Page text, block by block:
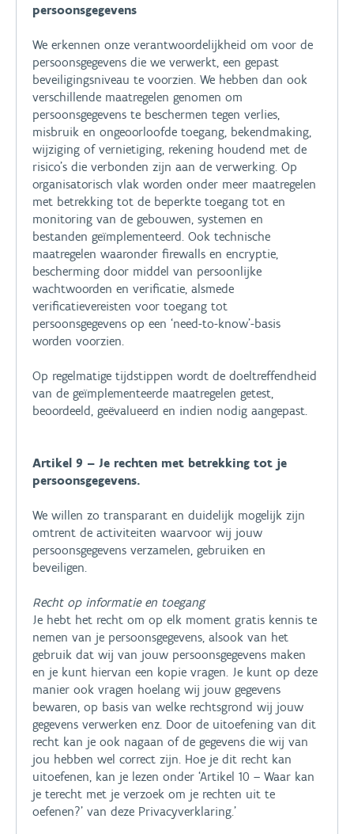
persoonsgegevens
We erkennen onze verantwoordelijkheid om voor de
persoonsgegevens die we verwerkt, een gepast
beveiligingsniveau te voorzien. We hebben dan ook
verschillende maatregelen genomen om
persoonsgegevens te beschermen tegen verlies,
misbruik en ongeoorloofde toegang, bekendmaking,
wijziging of vernietiging, rekening houdend met de
risico’s die verbonden zijn aan de verwerking. Op
organisatorisch vlak worden onder meer maatregelen
met betrekking tot de beperkte toegang tot en
monitoring van de gebouwen, systemen en
bestanden geïmplementeerd. Ook technische
maatregelen waaronder firewalls en encryptie,
bescherming door middel van persoonlijke
wachtwoorden en verificatie, alsmede
verificatievereisten voor toegang tot
persoonsgegevens op een ‘need-to-know’-basis
worden voorzien.
Op regelmatige tijdstippen wordt de doeltreffendheid
van de geïmplementeerde maatregelen getest,
beoordeeld, geëvalueerd en indien nodig aangepast.
Artikel 9 – Je rechten met betrekking tot je
persoonsgegevens.
We willen zo transparant en duidelijk mogelijk zijn
omtrent de activiteiten waarvoor wij jouw
persoonsgegevens verzamelen, gebruiken en
beveiligen.
Recht op informatie en toegang
Je hebt het recht om op elk moment gratis kennis te
nemen van je persoonsgegevens, alsook van het
gebruik dat wij van jouw persoonsgegevens maken
en je kunt hiervan een kopie vragen. Je kunt op deze
manier ook vragen hoelang wij jouw gegevens
bewaren, op basis van welke rechtsgrond wij jouw
gegevens verwerken enz. Door de uitoefening van dit
recht kan je ook nagaan of de gegevens die wij van
jou hebben wel correct zijn. Hoe je dit recht kan
uitoefenen, kan je lezen onder ‘Artikel 10 – Waar kan
je terecht met je verzoek om je rechten uit te
oefenen?’ van deze Privacyverklaring.’